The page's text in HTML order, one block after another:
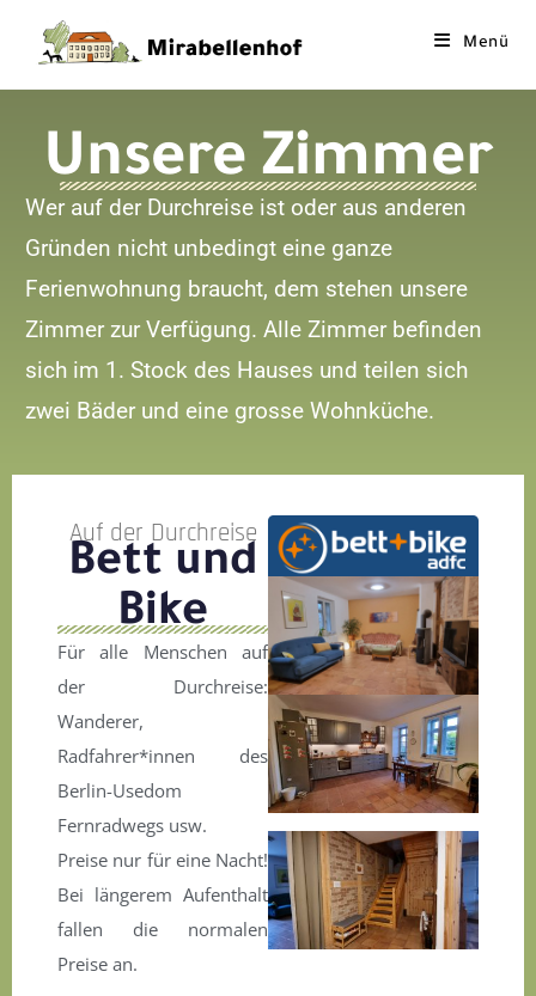
Menü
Unsere Zimmer
Wer auf der Durchreise ist oder aus anderen
Gründen nicht unbedingt eine ganze
Ferienwohnung braucht, dem stehen unsere
Zimmer zur Verfügung. Alle Zimmer befinden
sich im 1. Stock des Hauses und teilen sich
zwei Bäder und eine grosse Wohnküche.
Auf der Durchreise
Bett und
Bike
Für alle Menschen auf
der Durchreise:
Wanderer,
Radfahrer*innen des
Berlin-Usedom
Fernradwegs usw.
Preise nur für eine Nacht!
Bei längerem Aufenthalt
fallen die normalen
Preise an.